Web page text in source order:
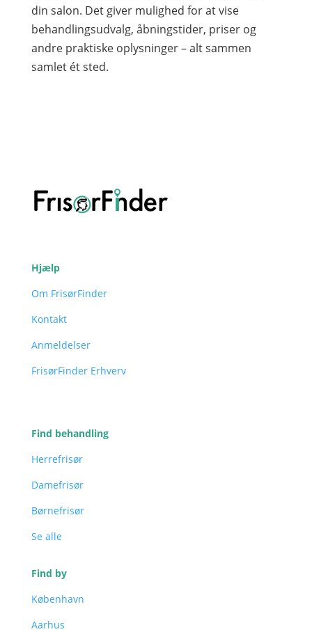
din salon. Det giver mulighed for at vise
behandlingsudvalg, åbningstider, priser og
andre praktiske oplysninger – alt sammen
samlet ét sted.
Hjælp
Om FrisørFinder
Kontakt
Anmeldelser
FrisørFinder Erhverv
Find behandling
Herrefrisør
Damefrisør
Børnefrisør
Se alle
Find by
København
Aarhus